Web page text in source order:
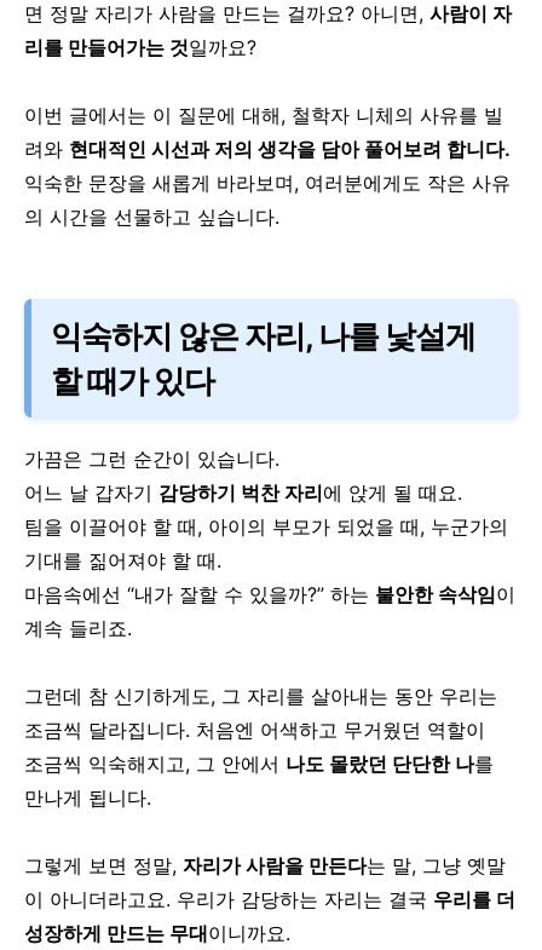
면 정말 자리가 사람을 만드는 걸까요? 아니면, 사람이 자
리를 만들어가는 것일까요?
이번 글에서는 이 질문에 대해, 철학자 니체의 사유를 빌
려와 현대적인 시선과 저의 생각을 담아 풀어보려 합니다.
익숙한 문장을 새롭게 바라보며, 여러분에게도 작은 사유
의 시간을 선물하고 싶습니다.
익숙하지 않은 자리, 나를 낯설게
할 때가 있다
가끔은 그런 순간이 있습니다.
어느 날 갑자기 감당하기 벅찬 자리에 앉게 될 때요.
팀을 이끌어야 할 때, 아이의 부모가 되었을 때, 누군가의
기대를 짊어져야 할 때.
마음속에선 “내가 잘할 수 있을까?” 하는 불안한 속삭임이
계속 들리죠.
그런데 참 신기하게도, 그 자리를 살아내는 동안 우리는
조금씩 달라집니다. 처음엔 어색하고 무거웠던 역할이
조금씩 익숙해지고, 그 안에서 나도 몰랐던 단단한 나를
만나게 됩니다.
그렇게 보면 정말, 자리가 사람을 만든다는 말, 그냥 옛말
이 아니더라고요. 우리가 감당하는 자리는 결국 우리를 더
성장하게 만드는 무대이니까요.